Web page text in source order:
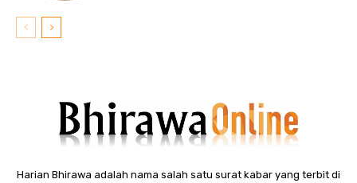
Harian Bhirawa adalah nama salah satu surat kabar yang terbit di